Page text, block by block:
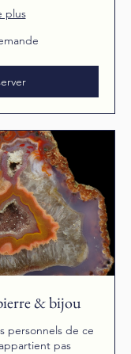
plus
& bijou
personnels de ce
pas